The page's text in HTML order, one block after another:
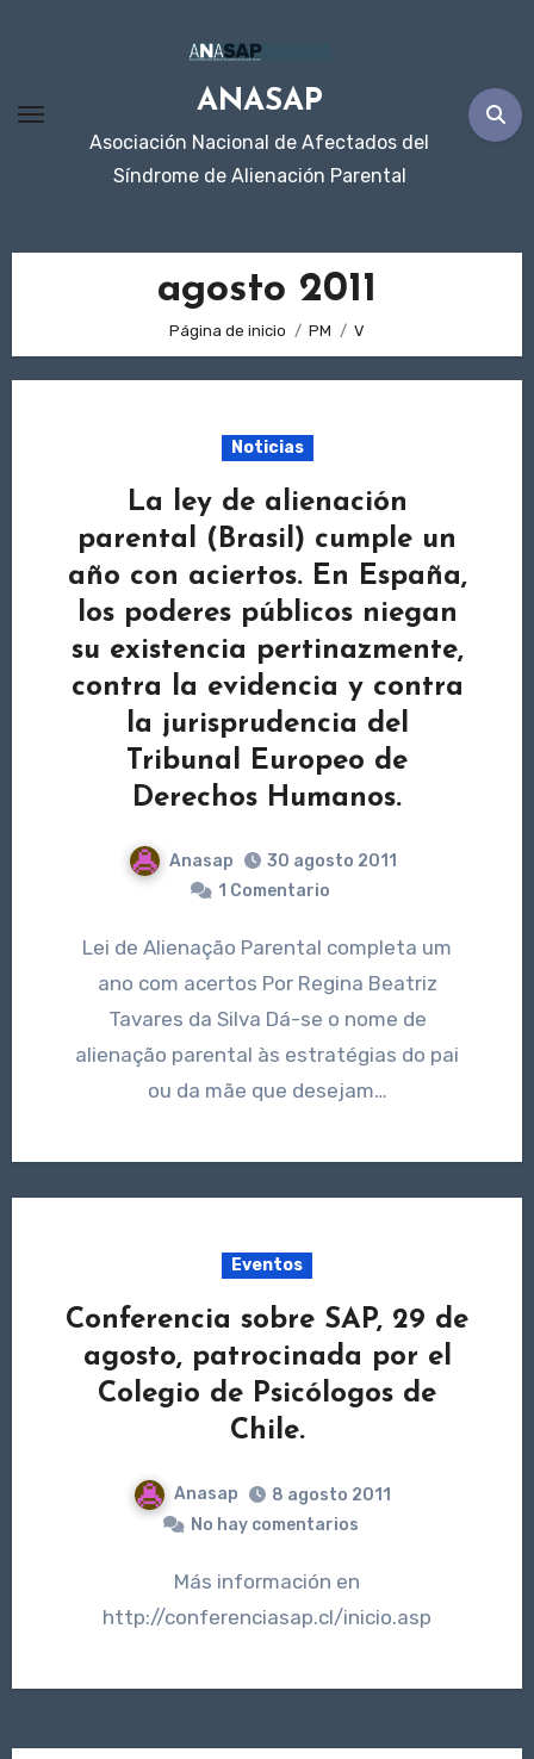
ANASAP
Asociación Nacional de Afectados del
Síndrome de Alienación Parental
agosto 2011
Página de inicio PM V
Noticias
La ley de alienación
parental (Brasil) cumple un
año con aciertos. En España,
los poderes públicos niegan
su existencia pertinazmente,
contra la evidencia y contra
la jurisprudencia del
Tribunal Europeo de
Derechos Humanos.
Anasap
30 agosto 2011
1 Comentario
Lei de Alienação Parental completa um
ano com acertos Por Regina Beatriz
Tavares da Silva Dá-se o nome de
alienação parental às estratégias do pai
ou da mãe que desejam…
Eventos
Conferencia sobre SAP, 29 de
agosto, patrocinada por el
Colegio de Psicólogos de
Chile.
Anasap
8 agosto 2011
No hay comentarios
Más información en
http://conferenciasap.cl/inicio.asp